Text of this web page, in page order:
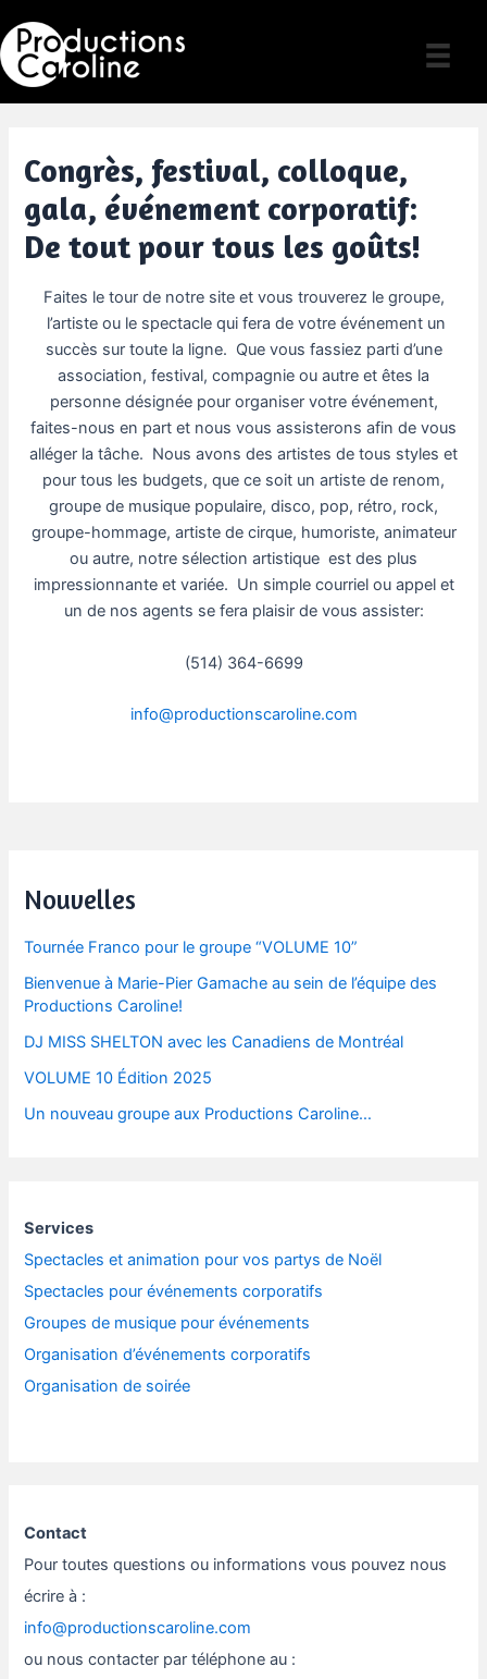
to
content
Congrès, festival, colloque,
gala, événement corporatif:
De tout pour tous les goûts!
Faites le tour de notre site et vous trouverez le groupe,
l’artiste ou le spectacle qui fera de votre événement un
succès sur toute la ligne. Que vous fassiez parti d’une
association, festival, compagnie ou autre et êtes la
personne désignée pour organiser votre événement,
faites-nous en part et nous vous assisterons afin de vous
alléger la tâche. Nous avons des artistes de tous styles et
pour tous les budgets, que ce soit un artiste de renom,
groupe de musique populaire, disco, pop, rétro, rock,
groupe-hommage, artiste de cirque, humoriste, animateur
ou autre, notre sélection artistique est des plus
impressionnante et variée. Un simple courriel ou appel et
un de nos agents se fera plaisir de vous assister:
(514) 364-6699
info@productionscaroline.com
Nouvelles
Tournée Franco pour le groupe “VOLUME 10”
Bienvenue à Marie-Pier Gamache au sein de l’équipe des
Productions Caroline!
DJ MISS SHELTON avec les Canadiens de Montréal
VOLUME 10 Édition 2025
Un nouveau groupe aux Productions Caroline…
Services
Spectacles et animation pour vos partys de Noël
Spectacles pour événements corporatifs
Groupes de musique pour événements
Organisation d’événements corporatifs
Organisation de soirée
Contact
Pour toutes questions ou informations vous pouvez nous
écrire à :
info@productionscaroline.com
ou nous contacter par téléphone au :